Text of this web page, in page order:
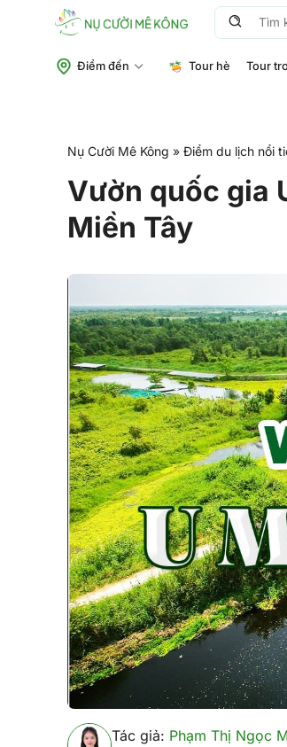
Tìm
Điểm đến Tour hè Tour
Nụ Cười Mê Kông » Điểm du lịch nổi
Vườn quốc gia
Miền Tây
Tác giả: Phạm Thị Ngọc